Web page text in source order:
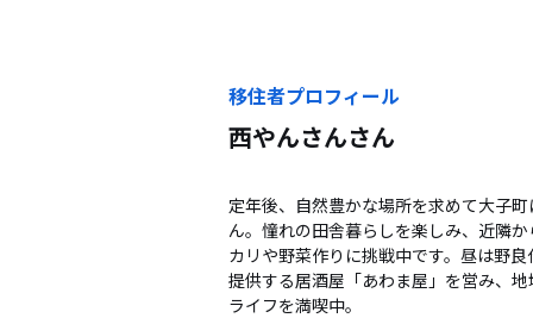
移住者プロフィール
西やんさんさん
定年後、自然豊かな場所を求めて大子
ん。憧れの田舎暮らしを楽しみ、近隣
カリや野菜作りに挑戦中です。昼は野
提供する居酒屋「あわま屋」を営み、
ライフを満喫中。